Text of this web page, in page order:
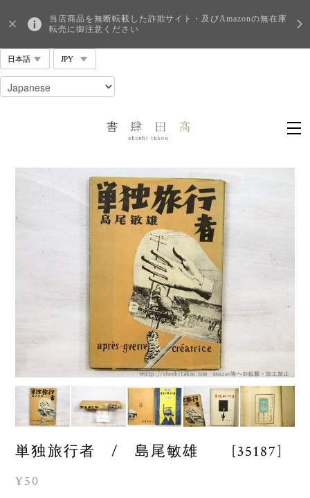
当店商品を無断転載した詐欺サイト・及びAmazonの無在庫
転売に御注意ください
単独旅行者 / 島尾敏雄 [35187]
¥50